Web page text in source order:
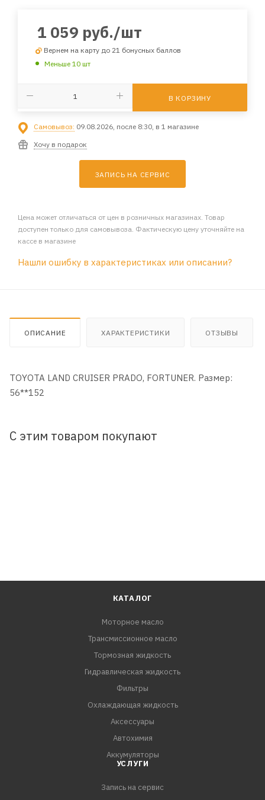
1 059 руб./шт
Вернем на карту до 21 бонусных баллов
Меньше 10 шт
В КОРЗИНУ
Самовывоз: 09.08.2026, после 8:30, в 1 магазине
Хочу в подарок
ЗАПИСЬ НА СЕРВИС
Цена может отличаться от цен в розничных магазинах. Товар
доступен только для самовывоза. Фактическую цену уточняйте на
кассе в магазине
Нашли ошибку в характеристиках или описании?
ОПИСАНИЕ ХАРАКТЕРИСТИКИ ОТЗЫВЫ
TOYOTA LAND CRUISER PRADO, FORTUNER. Размер:
56**152
С этим товаром покупают
КАТАЛОГ
Моторное масло
Трансмиссионное масло
Тормозная жидкость
Гидравлическая жидкость
Фильтры
Охлаждающая жидкость
Аксессуары
Автохимия
Аккумуляторы
УСЛУГИ
Запись на сервис